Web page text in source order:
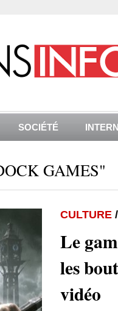
SOCIÉTÉ
GAMES"
CULTURE
Le
les
vidéo